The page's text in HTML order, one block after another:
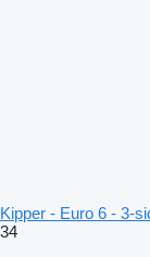
Kipper - Euro 6 - 3-
34